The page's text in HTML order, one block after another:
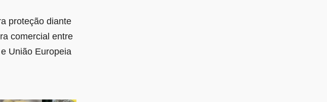
proteção diante
comercial entre
União Europeia